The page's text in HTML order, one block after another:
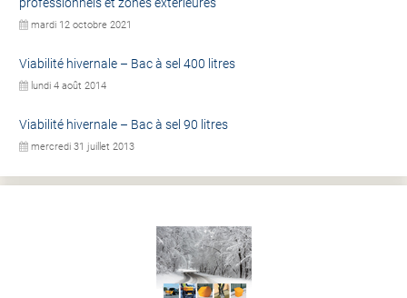
mardi 12 octobre 2021
Viabilité hivernale – Bac à sel 400 litres
lundi 4 août 2014
Viabilité hivernale – Bac à sel 90 litres
mercredi 31 juillet 2013